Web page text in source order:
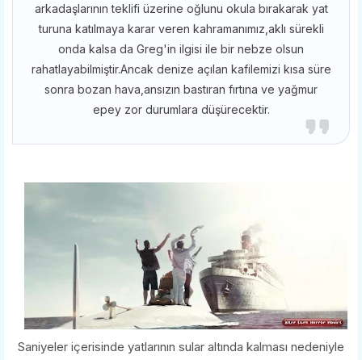
arkadaşlarının teklifi üzerine oğlunu okula bırakarak yat
turuna katılmaya karar veren kahramanımız,aklı sürekli
onda kalsa da Greg'in ilgisi ile bir nebze olsun
rahatlayabilmiştir.Ancak denize açılan kafilemizi kısa süre
sonra bozan hava,ansızın bastıran fırtına ve yağmur
epey zor durumlara düşürecektir.
Saniyeler içerisinde yatlarının sular altında kalması nedeniyle